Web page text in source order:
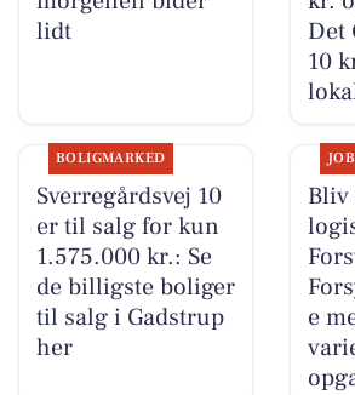
lidt
Det
10
BOLIGMARKED
Sverregårdsvej 10
er til salg for kun
1.575.000 kr.: Se
de billigste boliger
til salg i Gadstrup
her
Bliv
e